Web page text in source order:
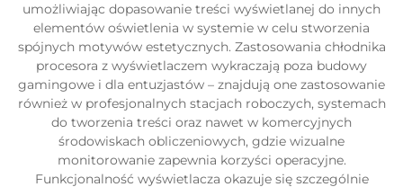
umożliwiając dopasowanie treści wyświetlanej do innych
elementów oświetlenia w systemie w celu stworzenia
spójnych motywów estetycznych. Zastosowania chłodnika
procesora z wyświetlaczem wykraczają poza budowy
gamingowe i dla entuzjastów – znajdują one zastosowanie
również w profesjonalnych stacjach roboczych, systemach
do tworzenia treści oraz nawet w komercyjnych
środowiskach obliczeniowych, gdzie wizualne
monitorowanie zapewnia korzyści operacyjne.
Funkcjonalność wyświetlacza okazuje się szczególnie